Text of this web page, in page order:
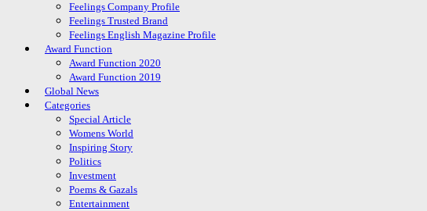
Feelings Company Profile
Feelings Trusted Brand
Feelings English Magazine Profile
Award Function
Award Function 2020
Award Function 2019
Global News
Categories
Special Article
Womens World
Inspiring Story
Politics
Investment
Poems & Gazals
Entertainment